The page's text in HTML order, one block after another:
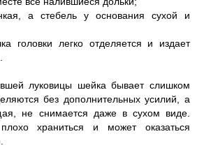
а стебель у основания сухой и
головки легко отделяется и издает
луковицы шейка бывает слишком
без дополнительных усилий, а
не снимается даже в сухом виде.
храниться и может оказаться